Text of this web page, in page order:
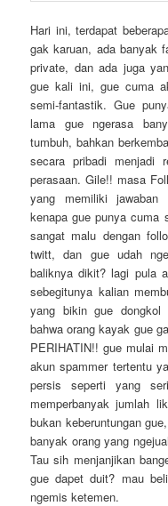
Hari ini, terdapat
gak karuan, ada banyak
private, dan ada juga
gue kali ini, gue cuma
semi-fantastik. Gue
lama gue ngerasa
tumbuh, bahkan
secara pribadi menjadi
perasaan. Gile!! masa
yang memiliki jawaban
kenapa gue punya cuma
sangat malu dengan
twitt, dan gue udah
baliknya dikit? lagi pula
sebegitunya kalian
yang bikin gue dongkol
bahwa orang kayak gue
PERIHATIN!! gue mulai
akun spammer tertentu
persis seperti yang
memperbanyak jumlah
bukan keberuntungan
banyak orang yang
Tau sih menjanjikan
gue dapet duit? mau
ngemis ketemen.